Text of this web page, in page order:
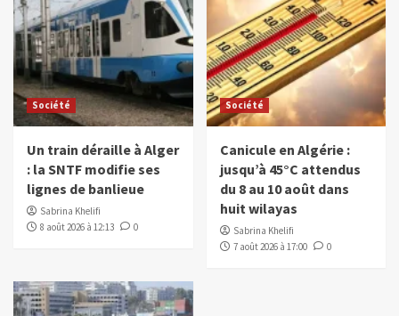
Société
Un train déraille à Alger
: la SNTF modifie ses
lignes de banlieue
Sabrina Khelifi
8 août 2026 à 12:13
0
Société
Canicule en Algérie :
jusqu’à 45°C attendus
du 8 au 10 août dans
huit wilayas
Sabrina Khelifi
7 août 2026 à 17:00
0